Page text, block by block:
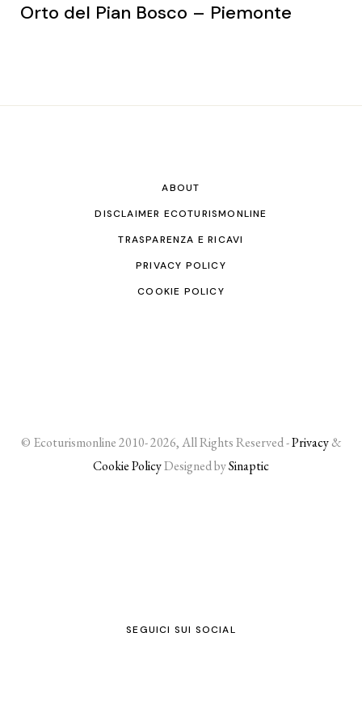
Orto del Pian Bosco – Piemonte
ABOUT
DISCLAIMER ECOTURISMONLINE
TRASPARENZA E RICAVI
PRIVACY POLICY
COOKIE POLICY
© Ecoturismonline 2010- 2026, All Rights Reserved -Privacy&
Cookie PolicyDesigned bySinaptic
SEGUICI SUI SOCIAL